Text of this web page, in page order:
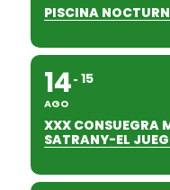
PISCINA
14
AGO
15
XXX CONSUEGRA
SATRANY-EL